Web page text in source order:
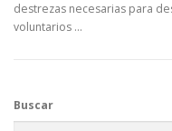
destrezas necesarias para
voluntarios …
Buscar